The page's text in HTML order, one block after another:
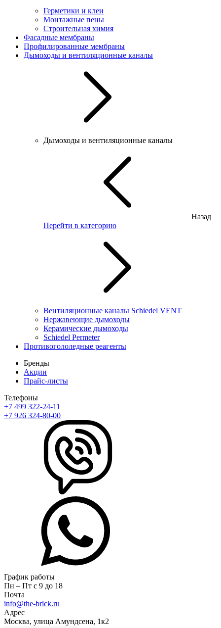
Герметики и клеи
Монтажные пены
Строительная химия
Фасадные мембраны
Профилированные мембраны
Дымоходы и вентиляционные каналы
Дымоходы и вентиляционные каналы
Назад
Перейти в категорию
Вентиляционные каналы Schiedel VENT
Нержавеющие дымоходы
Керамические дымоходы
Schiedel Permeter
Противогололедные реагенты
Бренды
Акции
Прайс-листы
Телефоны
+7 499 322-24-11
+7 926 324-80-00
График работы
Пн – Пт с 9 до 18
Почта
info@the-brick.ru
Адрес
Москва, улица Амундсена, 1к2